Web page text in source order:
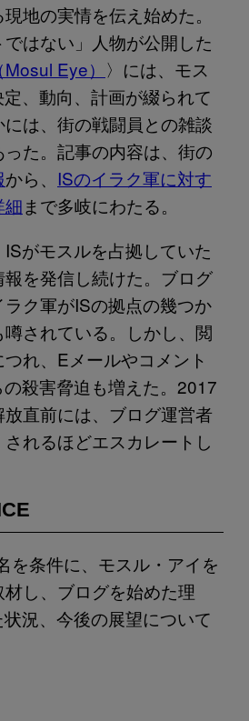
地の実情を伝え始めた。
ではない」人物が公開した
Eye） 〉には、モス
、動向、計画が綴られて
は、街の戦闘員との雑談
た。記事の内容は、街の
から、 ISのイラク軍に対す
細まで多岐にわたる。
がモスルを占拠していた
報を発信し続けた。ブログ
ク軍がISの拠点の幾つか
されている。しかし、閲
れ、Eメールやコメント
殺害脅迫も増えた。2017
直前には、ブログ運営者
れるほどエスカレートし
を条件に、モスル・アイを
し、ブログを始めた理
況、今後の展望について